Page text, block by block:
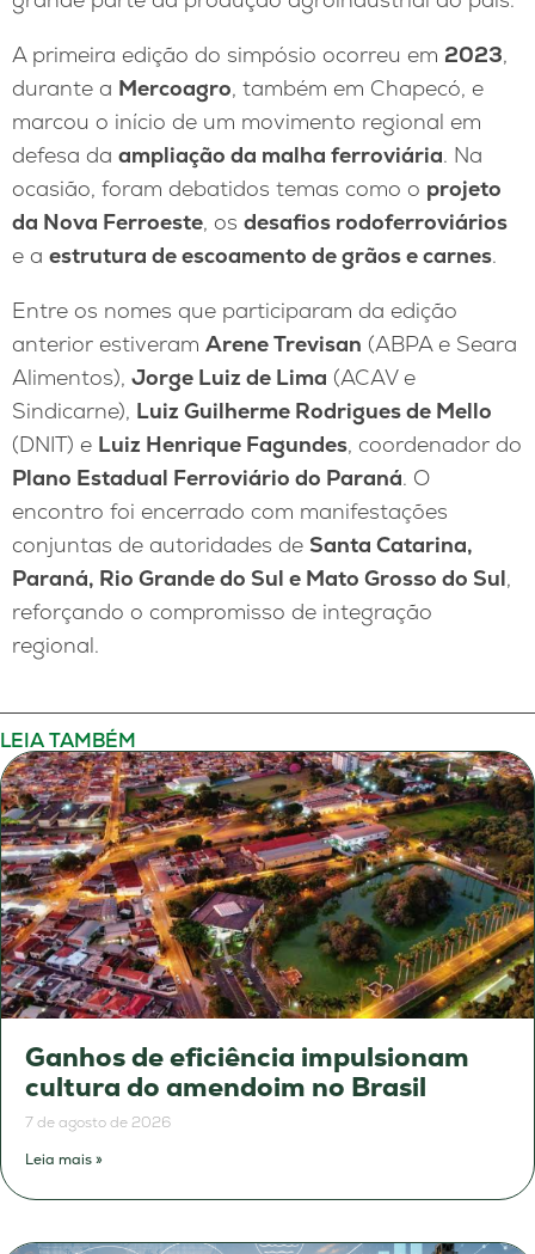
A primeira edição do simpósio ocorreu em 2023,
durante a Mercoagro, também em Chapecó, e
marcou o início de um movimento regional em
defesa da ampliação da malha ferroviária. Na
ocasião, foram debatidos temas como o projeto
da Nova Ferroeste, os desafios rodoferroviários
e a estrutura de escoamento de grãos e carnes.
Entre os nomes que participaram da edição
anterior estiveram Arene Trevisan (ABPA e Seara
Alimentos), Jorge Luiz de Lima (ACAV e
Sindicarne), Luiz Guilherme Rodrigues de Mello
(DNIT) e Luiz Henrique Fagundes, coordenador do
Plano Estadual Ferroviário do Paraná. O
encontro foi encerrado com manifestações
conjuntas de autoridades de Santa Catarina,
Paraná, Rio Grande do Sul e Mato Grosso do Sul,
reforçando o compromisso de integração
regional.
LEIA TAMBÉM
Ganhos de eficiência impulsionam
cultura do amendoim no Brasil
7 de agosto de 2026
Leia mais »